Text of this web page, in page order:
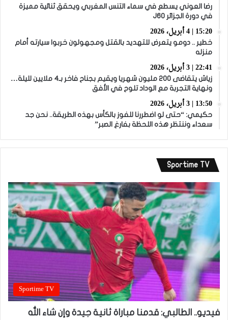
رضا العوني يسطع في سماء التنس المغربي ويحقق ثنائية مميزة
في دورة الجزائر J60
15:20 | 4 أبريل، 2026
خطير .. دومو يتعرض للتهديد بالقتل ومجهولون خربوا سيارته أمام
منزله
22:41 | 3 أبريل، 2026
زياش يتقاضى 200 مليون شهريا ويقيم بجناح فاخر بـ4 ملايين لليلة…
ونهاية التجربة مع الوداد تلوح في الأفق
13:50 | 3 أبريل، 2026
حكيمي: “حتى لو اضطررنا للفوز بالكأس بهذه الطريقة.. نحن جد
سعداء وننتظر هذه اللحظة بفارغ الصبر”
Sportime TV
Sportime TV
فيديو.. الطالبي: قدمنا مباراة ثانية جيدة وإن شاء الله